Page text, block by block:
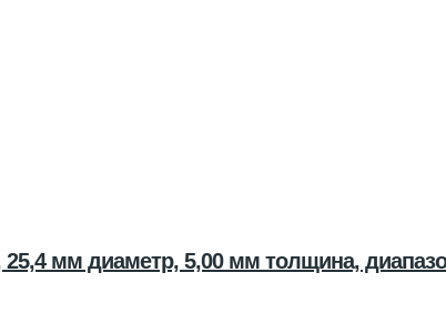
25,4 мм диаметр, 5,00 мм толщина,